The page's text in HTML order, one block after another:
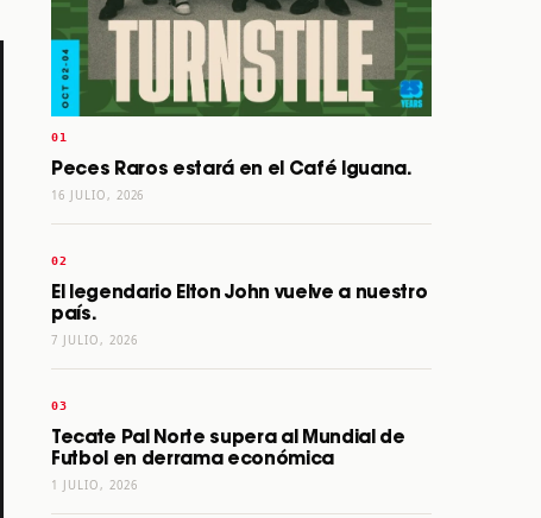
Peces Raros estará en el Café Iguana.
16 JULIO, 2026
El legendario Elton John vuelve a nuestro
país.
7 JULIO, 2026
Tecate Pal Norte supera al Mundial de
Futbol en derrama económica
1 JULIO, 2026